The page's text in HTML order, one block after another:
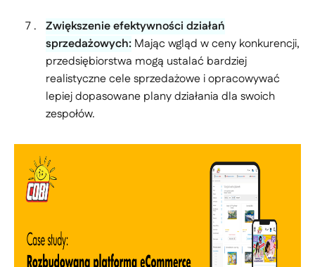
Zwiększenie efektywności działań
sprzedażowych: Mając wgląd w ceny konkurencji,
przedsiębiorstwa mogą ustalać bardziej
realistyczne cele sprzedażowe i opracowywać
lepiej dopasowane plany działania dla swoich
zespołów.